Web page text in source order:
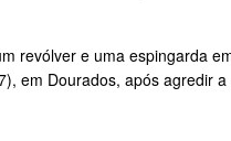
revólver e uma espingarda
em Dourados, após agredir a